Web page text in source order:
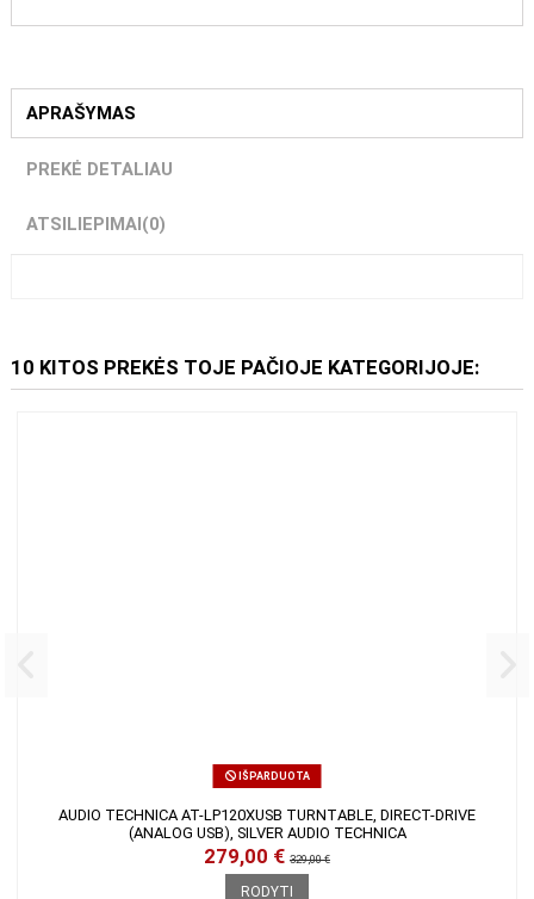
APRAŠYMAS
10 KITOS PREKĖS TOJE PAČIOJE KATEGORIJOJE:
AUDIO TECHNICA AT-LP120XUSB TURNTABLE, DIRECT-DRIVE
(ANALOG USB), SILVER AUDIO TECHNICA
279,00 €